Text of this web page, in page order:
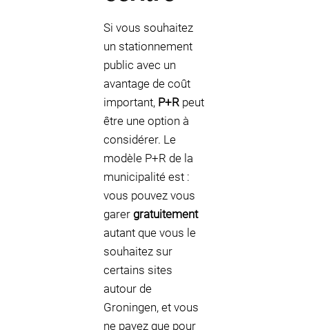
Si vous souhaitez
un stationnement
public avec un
avantage de coût
important, P+R peut
être une option à
considérer. Le
modèle P+R de la
municipalité est :
vous pouvez vous
garer gratuitement
autant que vous le
souhaitez sur
certains sites
autour de
Groningen, et vous
ne payez que pour